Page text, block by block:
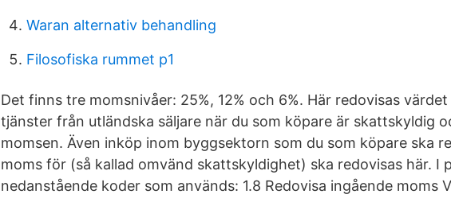
Waran alternativ behandling
Filosofiska rummet p1
Det finns tre momsnivåer: 25%, 12% och 6%. Här redovisas
tjänster från utländska säljare när du som köpare är skattskyldig
momsen. Även inköp inom byggsektorn som du som köpare ska
moms för (så kallad omvänd skattskyldighet) ska redovisas här. I
nedanstående koder som används: 1.8 Redovisa ingående moms